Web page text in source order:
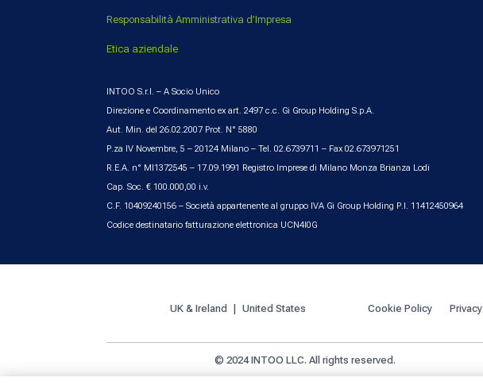
Responsabilità Amministrativa d’Impresa
Etica aziendale
INTOO S.r.l. – A Socio Unico
Direzione e Coordinamento ex art. 2497 c.c. Gi Group Holding S.p.A.
Aut. Min. del 26.02.2007 Prot. N° 5880
P.za IV Novembre, 5 – 20124 Milano – Tel. 02.6739711 – Fax 02.673971251
R.E.A. n° MI1372545 – 17.09.1991 Registro Imprese di Milano Monza Brianza Lodi
Cap. Soc. € 100.000,00 i.v.
C.F. 10409240156 – Società appartenente al gruppo IVA Gi Group Holding P.I. 11412450964
Codice destinatario fatturazione elettronica UCN4I0G
UK & Ireland United States Cookie Policy Privacy
© 2024 INTOO LLC. All rights reserved.